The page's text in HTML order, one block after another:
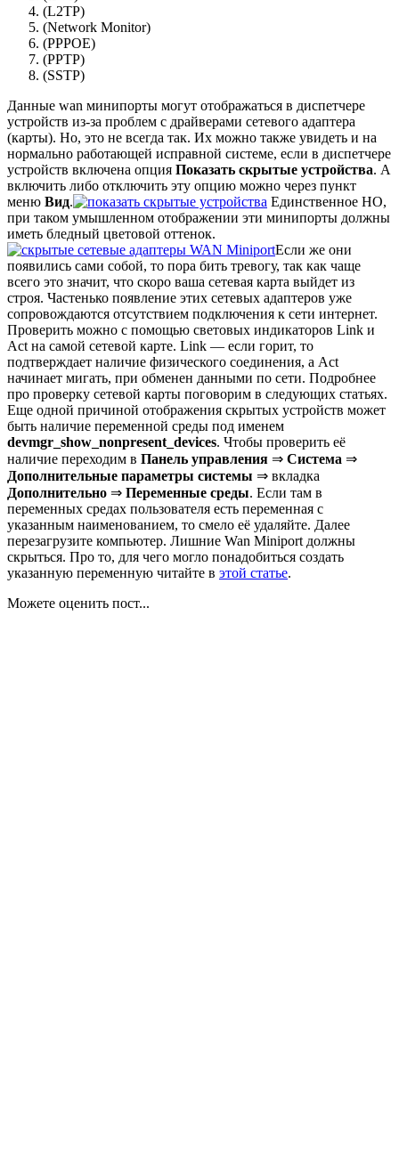
(L2TP)
(Network Monitor)
(PPPOE)
(PPTP)
(SSTP)
Данные wan минипорты могут отображаться в диспетчере
устройств из-за проблем с драйверами сетевого адаптера
(карты). Но, это не всегда так. Их можно также увидеть и на
нормально работающей исправной системе, если в диспетчере
устройств включена опция Показать скрытые устройства. А
включить либо отключить эту опцию можно через пункт
меню Вид.
Единственное НО,
при таком умышленном отображении эти минипорты должны
иметь бледный цветовой оттенок.
Если же они
появились сами собой, то пора бить тревогу, так как чаще
всего это значит, что скоро ваша сетевая карта выйдет из
строя. Частенько появление этих сетевых адаптеров уже
сопровождаются отсутствием подключения к сети интернет.
Проверить можно с помощью световых индикаторов Link и
Act на самой сетевой карте. Link — если горит, то
подтверждает наличие физического соединения, а Act
начинает мигать, при обменен данными по сети. Подробнее
про проверку сетевой карты поговорим в следующих статьях.
Еще одной причиной отображения скрытых устройств может
быть наличие переменной среды под именем
devmgr_show_nonpresent_devices. Чтобы проверить её
наличие переходим в Панель управления ⇒ Система ⇒
Дополнительные параметры системы ⇒ вкладка
Дополнительно ⇒ Переменные среды. Если там в
переменных средах пользователя есть переменная с
указанным наименованием, то смело её удаляйте. Далее
перезагрузите компьютер. Лишние Wan Miniport должны
скрыться. Про то, для чего могло понадобиться создать
указанную переменную читайте в этой статье.
Можете оценить пост...